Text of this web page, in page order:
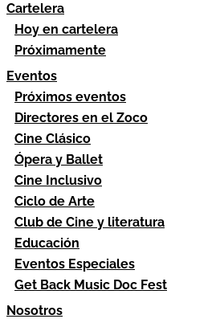
Cartelera
Hoy en cartelera
Próximamente
Eventos
Próximos eventos
Directores en el Zoco
Cine Clásico
Ópera y Ballet
Cine Inclusivo
Ciclo de Arte
Club de Cine y literatura
Educación
Eventos Especiales
Get Back Music Doc Fest
Nosotros